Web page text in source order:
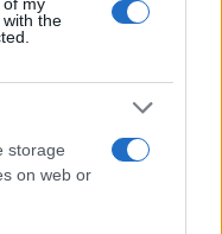
the
storage
on web or
1982-es plakátjáról.
biciklis plakátért